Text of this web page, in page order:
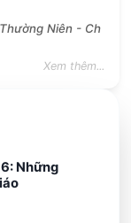
Niên - Ch
Xem thêm...
Những